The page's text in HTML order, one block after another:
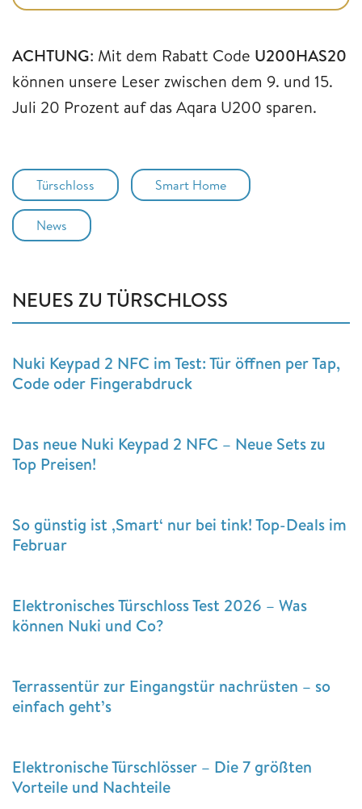
ACHTUNG: Mit dem Rabatt Code U200HAS20
können unsere Leser zwischen dem 9. und 15.
Juli 20 Prozent auf das Aqara U200 sparen.
Türschloss Smart Home
News
NEUES ZU TÜRSCHLOSS
Nuki Keypad 2 NFC im Test: Tür öffnen per Tap,
Code oder Fingerabdruck
Das neue Nuki Keypad 2 NFC – Neue Sets zu
Top Preisen!
So günstig ist ‚Smart‘ nur bei tink! Top-Deals im
Februar
Elektronisches Türschloss Test 2026 – Was
können Nuki und Co?
Terrassentür zur Eingangstür nachrüsten – so
einfach geht’s
Elektronische Türschlösser – Die 7 größten
Vorteile und Nachteile